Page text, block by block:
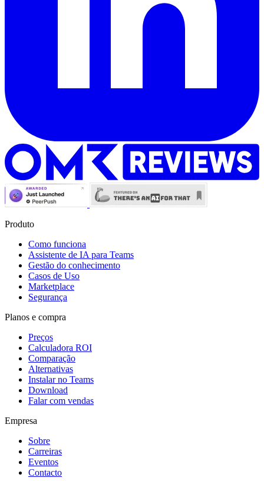
Produto
Como funciona
Assistente de IA para Teams
Gestão do conhecimento
Casos de Uso
Marketplace
Segurança
Planos e compra
Preços
Calculadora ROI
Comparação
Alternativas
Instalar no Teams
Download
Falar com vendas
Empresa
Sobre
Carreiras
Eventos
Contacto